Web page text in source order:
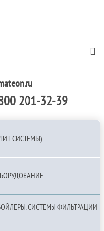
201-32-39
СИСТЕМЫ)
СИСТЕМЫ ФИЛЬТРАЦИИ